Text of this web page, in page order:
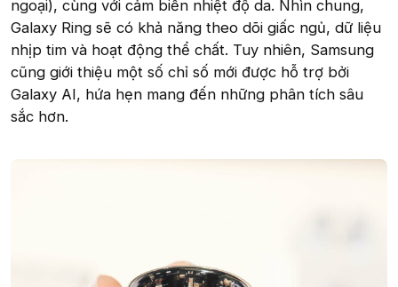
ngoại), cùng với cảm biến nhiệt độ da. Nhìn chung,
Galaxy Ring sẽ có khả năng theo dõi giấc ngủ, dữ liệu
nhịp tim và hoạt động thể chất. Tuy nhiên, Samsung
cũng giới thiệu một số chỉ số mới được hỗ trợ bởi
Galaxy AI, hứa hẹn mang đến những phân tích sâu
sắc hơn.